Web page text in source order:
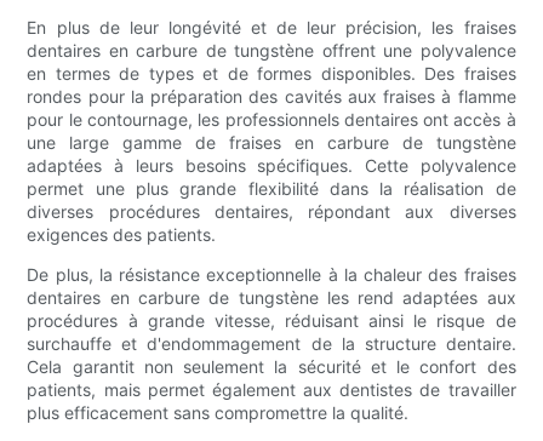
En plus de leur longévité et de leur précision, les fraises
dentaires en carbure de tungstène offrent une polyvalence
en termes de types et de formes disponibles. Des fraises
rondes pour la préparation des cavités aux fraises à flamme
pour le contournage, les professionnels dentaires ont accès à
une large gamme de fraises en carbure de tungstène
adaptées à leurs besoins spécifiques. Cette polyvalence
permet une plus grande flexibilité dans la réalisation de
diverses procédures dentaires, répondant aux diverses
exigences des patients.
De plus, la résistance exceptionnelle à la chaleur des fraises
dentaires en carbure de tungstène les rend adaptées aux
procédures à grande vitesse, réduisant ainsi le risque de
surchauffe et d'endommagement de la structure dentaire.
Cela garantit non seulement la sécurité et le confort des
patients, mais permet également aux dentistes de travailler
plus efficacement sans compromettre la qualité.